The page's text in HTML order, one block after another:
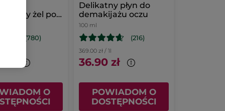
żel pod
(780)
O
Delikatny płyn do
demakijażu oczu
100 ml
(216)
369.00 zł / 1l
36.90 zł
POWIADOM O
DOSTĘPNOŚCI